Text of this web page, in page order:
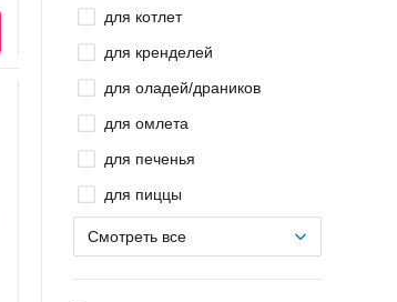
для котлет
для кренделей
для оладей/драников
для омлета
для печенья
для пиццы
Смотреть все